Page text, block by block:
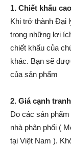
1. Chiết khấu cao
Khi trở thành Đại
trong những lợi
chiết khấu của
khác. Bạn sẽ
của sản phẩm
2. Giá cạnh tranh
Do các sản
nhà phân phối (
tại Việt Nam ).